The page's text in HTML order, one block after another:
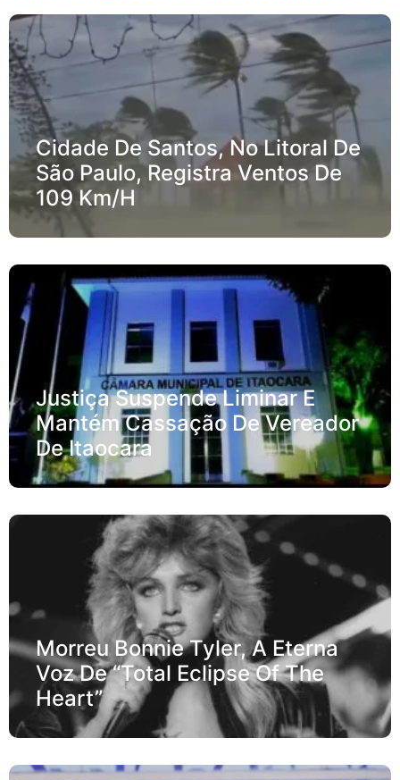
Cidade De Santos, No Litoral De
São Paulo, Registra Ventos De
109 Km/h
Justiça Suspende Liminar E
Mantém Cassação De Vereador
De Itaocara
Morreu Bonnie Tyler, A Eterna
Voz De “Total Eclipse Of The
Heart”